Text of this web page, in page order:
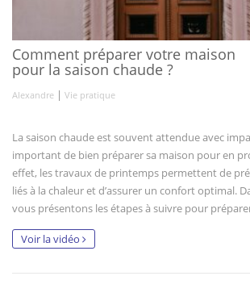
Comment préparer votre maison
pour la saison chaude ?
Alexandre | Vie pratique
La saison chaude est souvent attendue avec
important de bien préparer sa maison pour en
effet, les travaux de printemps permettent de
liés à la chaleur et d’assurer un confort optimal.
vous présentons les étapes à suivre pour
Voir la vidéo